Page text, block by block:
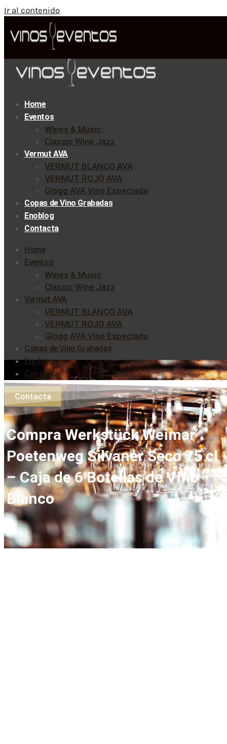
Ir al contenido
Home
Eventos
Wines & Music
Classic Wine Jazz
Vermut AVA
VERMUT BLANCO AVA
VERMUT ROJO AVA
Glögg AVA Vino Especiado
Copas de Vino Grabadas
Enoblog
Contacta
Home
Eventos
Wines & Music
Classic Wine Jazz
Vermut AVA
VERMUT BLANCO AVA
VERMUT ROJO AVA
Glögg AVA Vino Especiado
Copas de Vino Grabadas
Enoblog
Contacta
Contacta
Compra Werkstück Weimar
Poetenweg Silvaner Seco 75 cl
– Caja de 6 Botellas de Vino
Blanco